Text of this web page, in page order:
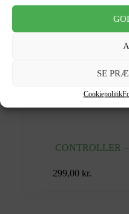
SE
Cookiepolitik
CONTROLLER
299,00 kr.